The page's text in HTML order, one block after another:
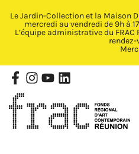
Le Jardin-Collection et la Maison
mercredi au vendredi de 9h à
L’équipe administrative du
rendez-